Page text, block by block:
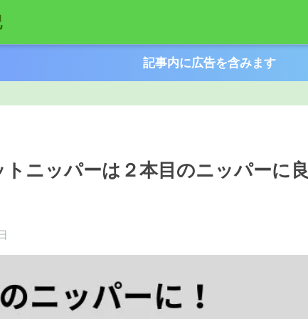
記事内に広告を含みます
ニッパーは２本目のニッパーに良